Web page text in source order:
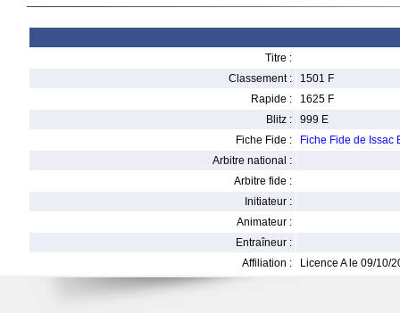
Titre :
Classement :
1501 F
Rapide :
1625 F
Blitz :
999 E
Fiche Fide :
Fiche Fide de Issac
Arbitre national :
Arbitre fide :
Initiateur :
Animateur :
Entraîneur :
Affiliation :
Licence A le 09/10/